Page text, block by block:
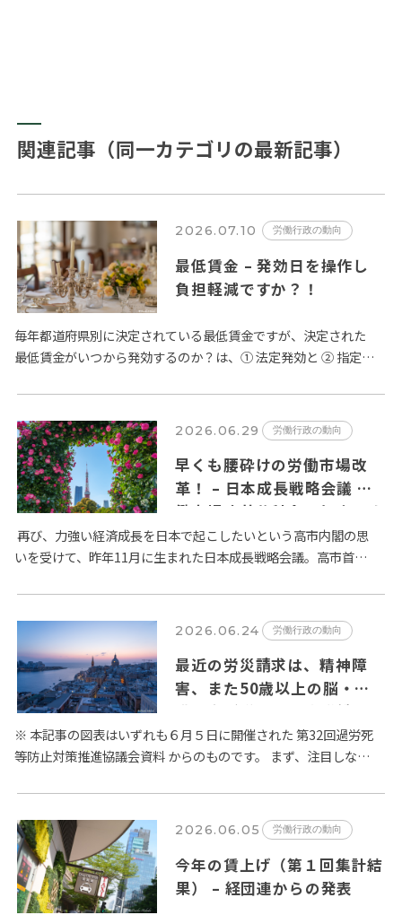
関連記事（同一カテゴリの最新記事）
2026.07.10 労働行政の動向
最低賃金 – 発効日を操作し
負担軽減ですか？！
毎年都道府県別に決定されている最低賃金ですが、決定された
最低賃金がいつから発効するのか？は、① 法定発効と ② 指定日
「公…
2026.06.29 労働行政の動向
早くも腰砕けの労働市場改
革！ – 日本成長戦略会議 労
働市場改革分科会とりまとめ
が６月２日に公表
再び、力強い経済成長を日本で起こしたいという高市内閣の思
いを受けて、昨年11月に生まれた日本成長戦略会議。高市首相
の改革が…
2026.06.24 労働行政の動向
最近の労災請求は、精神障
害、また50歳以上の脳・心
臓疾患が増加 – 厚生労働省
過労死等防止対策推進協議会
の議論から
※ 本記事の図表はいずれも６月５日に開催された 第32回過労死
等防止対策推進協議会資料 からのものです。 まず、注目しなけ
…
2026.06.05 労働行政の動向
今年の賃上げ（第１回集計結
果） – 経団連からの発表